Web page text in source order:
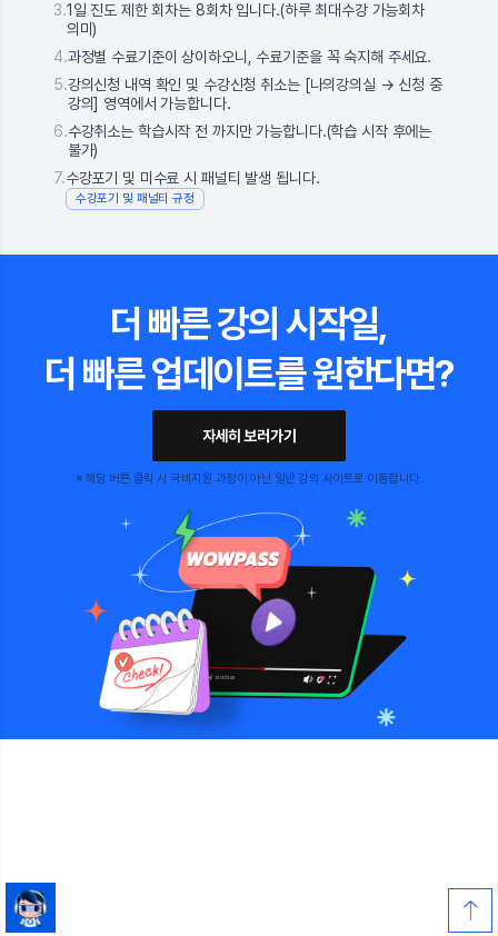
3.1일 진도 제한 회차는 8회차 입니다.(하루 최대수강 가능회차
의미)
4.과정별 수료기준이 상이하오니, 수료기준을 꼭 숙지해 주세요.
5.강의신청 내역 확인 및 수강신청 취소는 [나의강의실 → 신청 중
강의] 영역에서 가능합니다.
6.수강취소는 학습시작 전 까지만 가능합니다.(학습 시작 후에는
불가)
7.수강포기 및 미수료 시 패널티 발생 됩니다.
수강포기 및 패널티 규정
더 빠른 강의 시작일,
더 빠른 업데이트를 원한다면?
자세히 보러가기
※ 해당 버튼 클릭 시 국비지원 과정이 아닌 일반 강의 사이트로 이동합니다.